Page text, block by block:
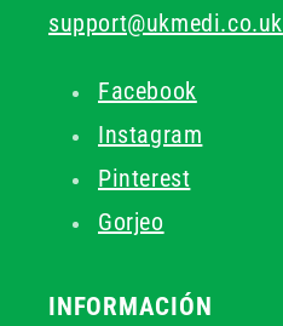
support@ukmedi.co.uk
Facebook
Instagram
Pinterest
Gorjeo
INFORMACIÓN